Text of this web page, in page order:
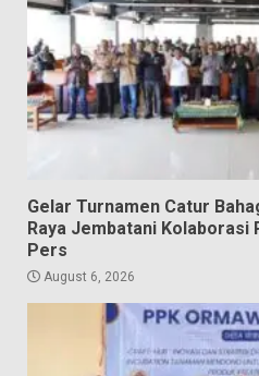
Gelar Turnamen Catur
Raya Jembatani Kolaborasi
Pers
August 6, 2026